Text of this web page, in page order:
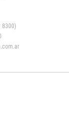
8300)